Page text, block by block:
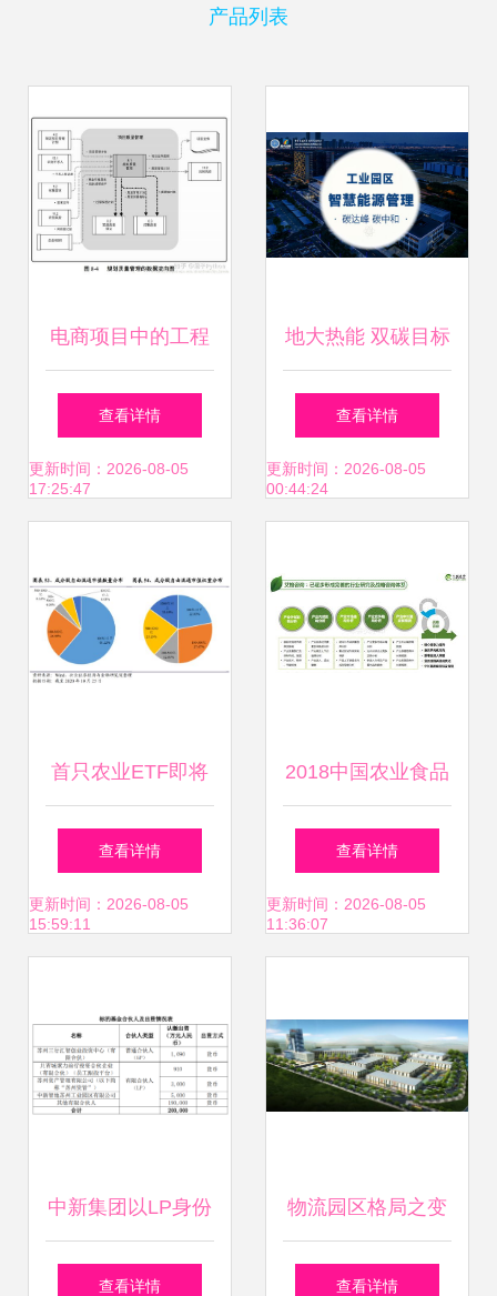
产品列表
电商项目中的工程
质量与资产管理 从
人人都是项目经理
查看详情
更新时间：2026-08-05
17:25:47
地大热能 双碳目标
下工业园区智慧能
源管理系统的发展
逻辑
查看详情
更新时间：2026-08-05
00:44:24
首只农业ETF即将
发行 把握经济基础
中的核心资产——
列之四十八
查看详情
更新时间：2026-08-05
15:59:11
2018中国农业食品
投资年报 园区资产
投资与管理深度解
查看详情
更新时间：2026-08-05
11:36:07
中新集团以LP身份
投资三行资本，赋
查看详情
物流园区格局之变
资产投资与管理全
查看详情